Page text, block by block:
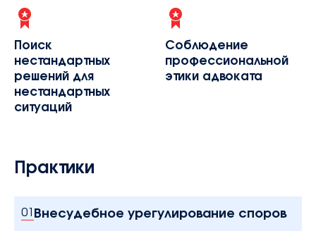
Поиск
нестандартных
решений для
нестандартных
ситуаций
Соблюдение
профессиональной
этики адвоката
Практики
01Внесудебное урегулирование споров